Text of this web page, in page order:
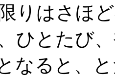
りはさほ
ひとたび
なると、